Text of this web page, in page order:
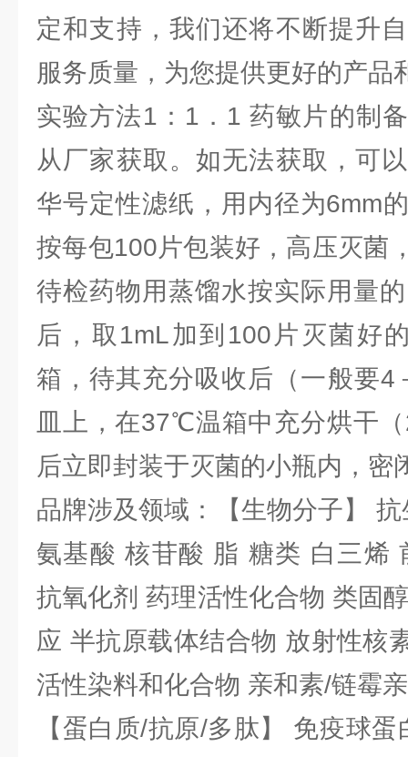
定和支持，我们还将不断提升
服务质量，为您提供更好的产品
实验方法1：1．1 药敏片的制
从厂家获取。如无法获取，可
华号定性滤纸，用内径为6mm
按每包100片包装好，高压灭菌
待检药物用蒸馏水按实际用量
后，取1mL加到100片灭菌好
箱，待其充分吸收后（一般要4
皿上，在37℃温箱中充分烘干
后立即封装于灭菌的小瓶内，密
品牌涉及领域：【生物分子】
氨基酸 核苷酸 脂 糖类 白三烯
抗氧化剂 药理活性化合物 类固
应 半抗原载体结合物 放射性核
活性染料和化合物 亲和素/链霉
【蛋白质/抗原/多肽】 免疫球